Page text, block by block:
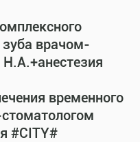
зуба врачом-
временного
#CITY#